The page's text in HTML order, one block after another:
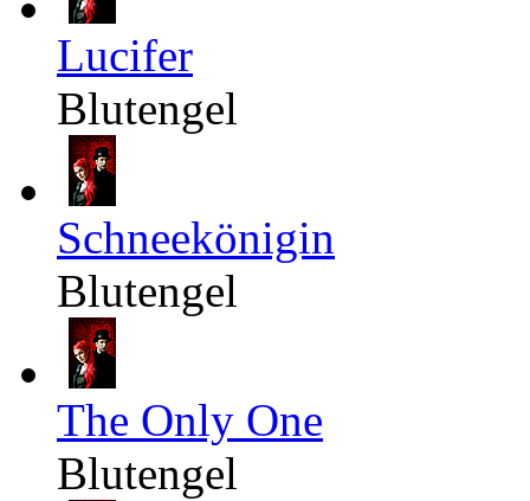
Lucifer
Blutengel
Schneekönigin
Blutengel
The Only One
Blutengel